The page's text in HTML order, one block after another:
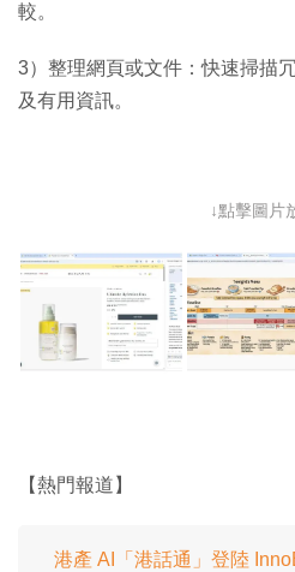
較。
3）整理網頁或文件：快速掃描
及有用資訊。
↓點擊圖片
【熱門報道】
港產 AI「港話通」登陸